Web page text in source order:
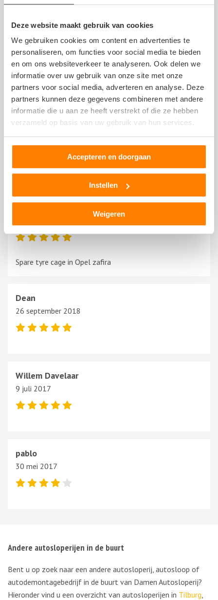
Deze website maakt gebruik van cookies
We gebruiken cookies om content en advertenties te
personaliseren, om functies voor social media te bieden
en om ons websiteverkeer te analyseren. Ook delen we
informatie over uw gebruik van onze site met onze
partners voor social media, adverteren en analyse. Deze
partners kunnen deze gegevens combineren met andere
informatie die u aan ze heeft verstrekt of die ze hebben
verzameld op basis van uw gebruik van hun services.
Accepteren en doorgaan
Instellen
Weigeren
Jenne Alberts
9 juni 2023
Chris
25 augustus 2021
Nemen de telefoon niet op, en hebben mij vorige week
een sloop spartamet verkocht
Spare tyre cage in Opel zafira
Dean
26 september 2018
Willem Davelaar
9 juli 2017
pablo
30 mei 2017
Andere autosloperijen in de buurt
Bent u op zoek naar een andere autosloperij, autosloop of
autodemontagebedrijf in de buurt van Damen Autosloperij?
Hieronder vind u een overzicht van autosloperijen in Tilburg,